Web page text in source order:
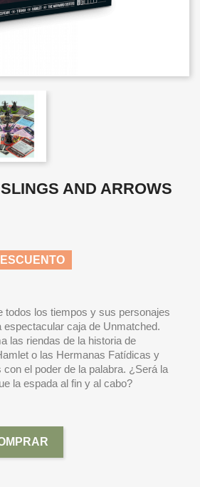
AND ARROWS
todos los tiempos y sus personajes
espectacular caja de Unmatched.
las riendas de la historia de
o las Hermanas Fatídicas y
el poder de la palabra. ¿Será la
la espada al fin y al cabo?